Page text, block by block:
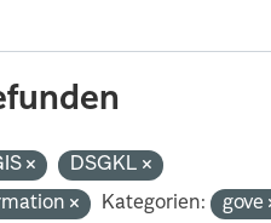
DSGKL
Kategorien:
gove